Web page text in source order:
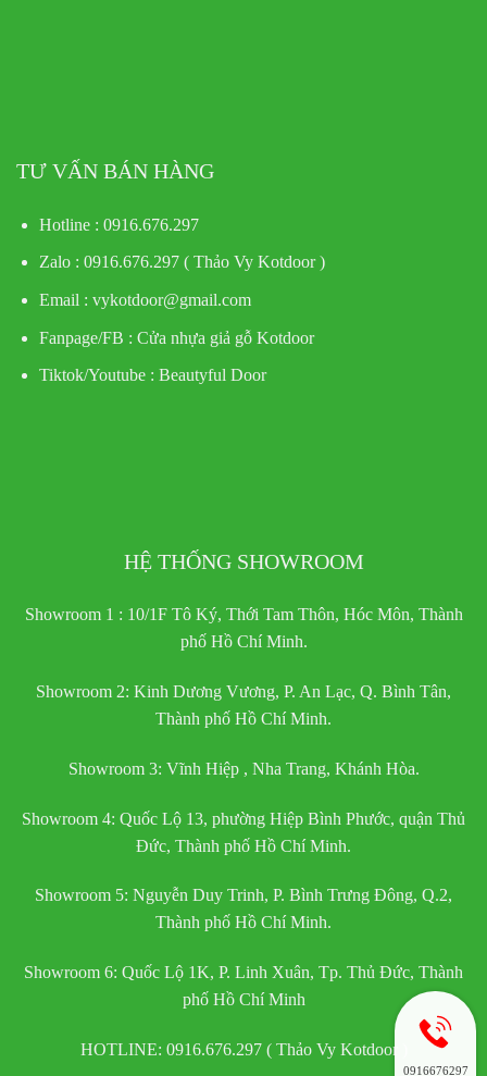
TƯ VẤN BÁN HÀNG
Hotline : 0916.676.297
Zalo : 0916.676.297 ( Thảo Vy Kotdoor )
Email : vykotdoor@gmail.com
Fanpage/FB : Cửa nhựa giả gỗ Kotdoor
Tiktok/Youtube : Beautyful Door
HỆ THỐNG SHOWROOM
Showroom 1 : 10/1F Tô Ký, Thới Tam Thôn, Hóc Môn, Thành
phố Hồ Chí Minh.
Showroom 2: Kinh Dương Vương, P. An Lạc, Q. Bình Tân,
Thành phố Hồ Chí Minh.
Showroom 3: Vĩnh Hiệp , Nha Trang, Khánh Hòa.
Showroom 4: Quốc Lộ 13, phường Hiệp Bình Phước, quận Thủ
Đức, Thành phố Hồ Chí Minh.
Showroom 5: Nguyễn Duy Trinh, P. Bình Trưng Đông, Q.2,
Thành phố Hồ Chí Minh.
Showroom 6: Quốc Lộ 1K, P. Linh Xuân, Tp. Thủ Đức, Thành
phố Hồ Chí Minh
HOTLINE: 0916.676.297 ( Thảo Vy Kotdoor )
0916676297